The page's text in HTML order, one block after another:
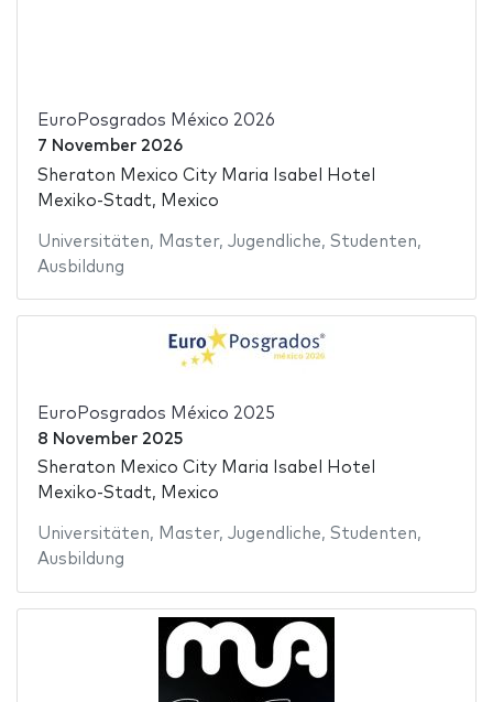
EuroPosgrados México 2026
7 November 2026
Sheraton Mexico City Maria Isabel Hotel
Mexiko-Stadt, Mexico
Universitäten, Master, Jugendliche, Studenten,
Ausbildung
EuroPosgrados México 2025
8 November 2025
Sheraton Mexico City Maria Isabel Hotel
Mexiko-Stadt, Mexico
Universitäten, Master, Jugendliche, Studenten,
Ausbildung